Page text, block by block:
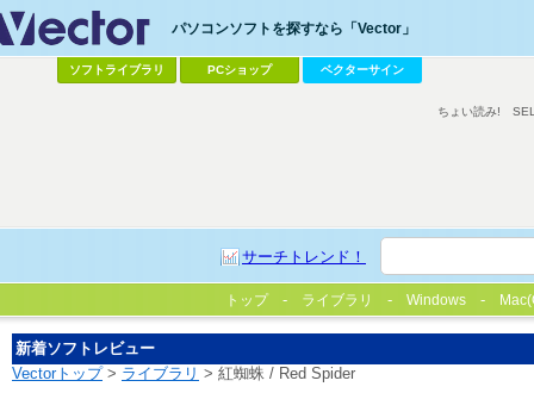
パソコンソフトを探すなら「Vector」
ソフトライブラリ PCショップ ベクターサイン
サーチトレンド！
ちょい読み!
トップ ライブラリ Windows
新着ソフトレビュー
Vectorトップ> ライブラリ > 紅蜘蛛 / Red Spider